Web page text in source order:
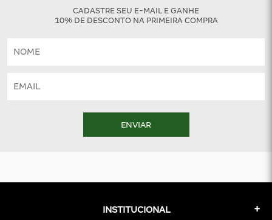
CADASTRE SEU E-MAIL E GANHE
10% DE DESCONTO NA PRIMEIRA COMPRA
ENVIAR
INSTITUCIONAL